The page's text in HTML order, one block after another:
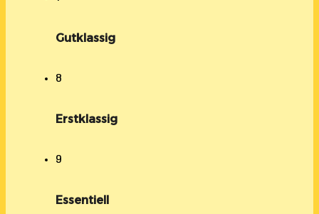
Gutklassig
8
Erstklassig
9
Essentiell